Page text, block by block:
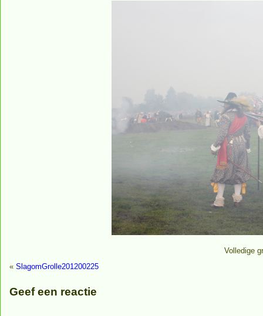
Volledige
« SlagomGrolle201200225
Geef een reactie